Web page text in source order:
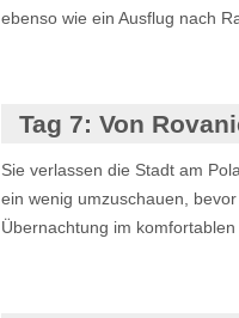
ebenso wie ein Ausflug nach
Tag 7: Von
Sie verlassen die Stadt am
ein wenig umzuschauen,
Übernachtung im